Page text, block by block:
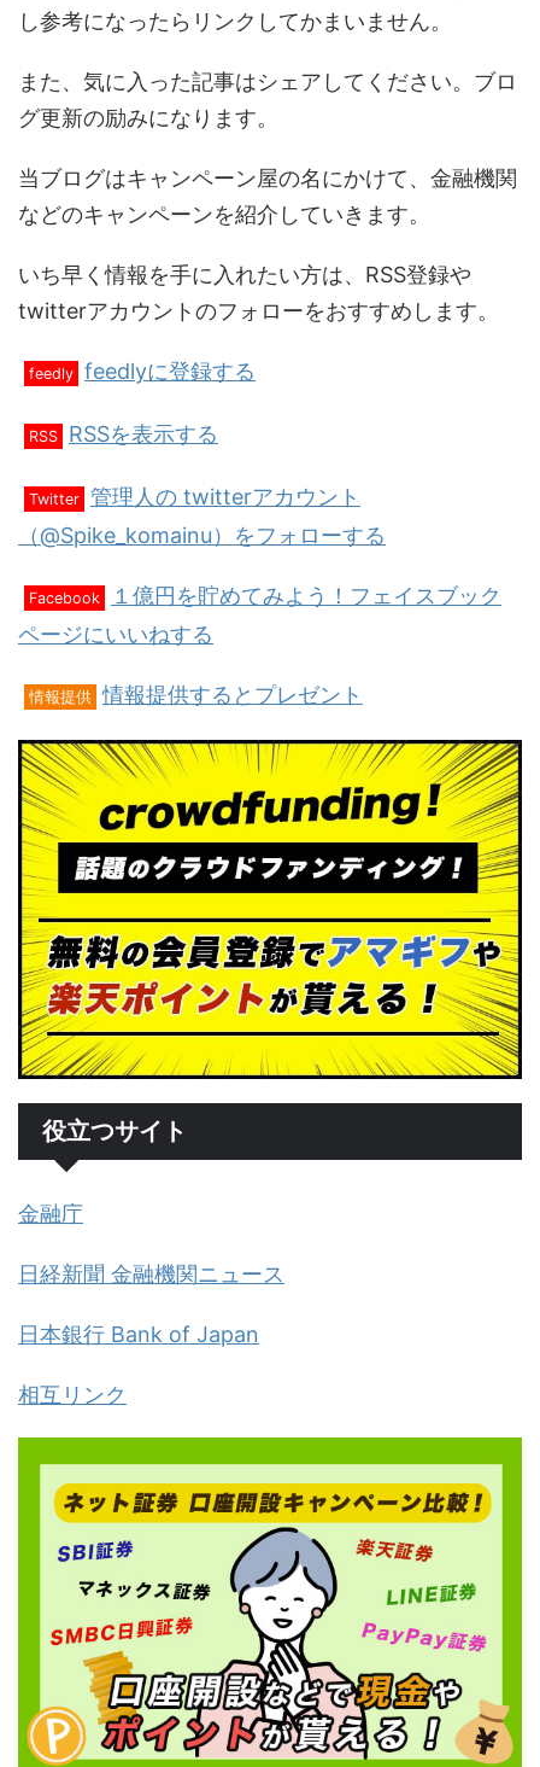
し参考になったらリンクしてかまいません。
また、気に入った記事はシェアしてください。ブロ
グ更新の励みになります。
当ブログはキャンペーン屋の名にかけて、金融機関
などのキャンペーンを紹介していきます。
いち早く情報を手に入れたい方は、RSS登録や
twitterアカウントのフォローをおすすめします。
feedly feedlyに登録する
RSS RSSを表示する
Twitter 管理人の twitterアカウント
（@Spike_komainu）をフォローする
Facebook
１億円を貯めてみよう！フェイスブック
ページにいいねする
情報提供 情報提供するとプレゼント
役立つサイト
金融庁
日経新聞 金融機関ニュース
日本銀行 Bank of Japan
相互リンク